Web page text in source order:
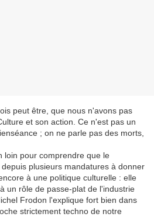
peut être, que nous n'avons pas
et son action. Ce n'est pas un
; on ne parle pas des morts,
loin pour comprendre que le
plusieurs mandatures à donner
à une politique culturelle : elle
un rôle de passe-plat de l'industrie
Frodon l'explique fort bien dans
strictement techno de notre